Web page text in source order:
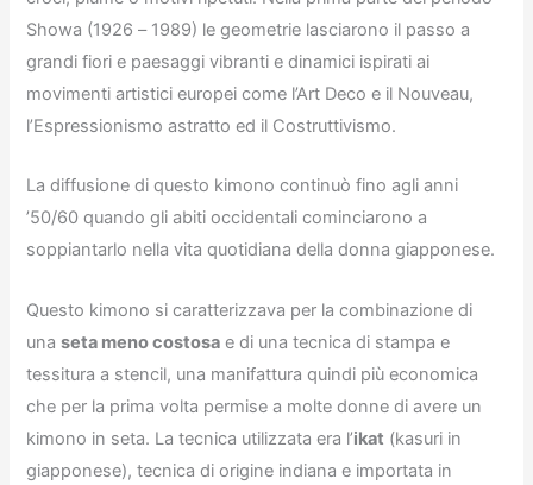
Showa (1926 – 1989) le geometrie lasciarono il passo a
grandi fiori e paesaggi vibranti e dinamici ispirati ai
movimenti artistici europei come l’Art Deco e il Nouveau,
l’Espressionismo astratto ed il Costruttivismo.
La diffusione di questo kimono continuò fino agli anni
’50/60 quando gli abiti occidentali cominciarono a
soppiantarlo nella vita quotidiana della donna giapponese.
Questo kimono si caratterizzava per la combinazione di
unaseta meno costosa e di una tecnica di stampa e
tessitura a stencil, una manifattura quindi più economica
che per la prima volta permise a molte donne di avere un
kimono in seta. La tecnica utilizzata era l’ikat (kasuri in
giapponese), tecnica di origine indiana e importata in